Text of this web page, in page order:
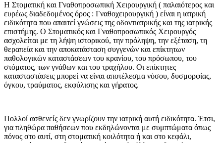
Η Στοματική και Γναθοπροσωπική Χειρουργική ( παλαιότερος και
ευρέως διαδεδομένος όρος : Γναθοχειρουργική ) είναι η ιατρική
ειδικότητα που απαιτεί γνώσεις της οδοντιατρικής και της ιατρικής
επιστήμης. Ο Στοματικός και Γναθοπροσωπικός Χειρουργός
ασχολείται με τη λήψη ιστορικού, την πρόληψη, την εξέταση, τη
θεραπεία και την αποκατάσταση συγγενών και επίκτητων
παθολογικών καταστάσεων του κρανίου, του πρόσωπου, του
στόματος, των γνάθων και του τραχήλου. Οι επίκτητες
κατασταστάσεις μπορεί να είναι αποτέλεσμα νόσου, δυσμορφίας,
όγκου, τραύματος, εκφύλισης και γήρατος.
Πολλοί ασθενείς δεν γνωρίζουν την ιατρική αυτή ειδικότητα. Έτσι,
για πληθώρα παθήσεων που εκδηλώνονται με συμπτώματα όπως
πόνος στο αυτί, στη στοματική κοιλότητα ή και στο κεφάλι,